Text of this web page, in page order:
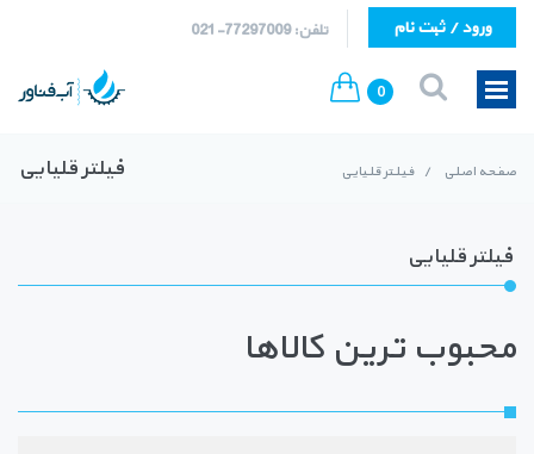
تلفن: 77297009-021 ورود / ثبت نام
0
فیلتر قلیایی صفحه اصلی / فیلتر قلیایی
فیلتر قلیایی
محبوب ترین کالاها